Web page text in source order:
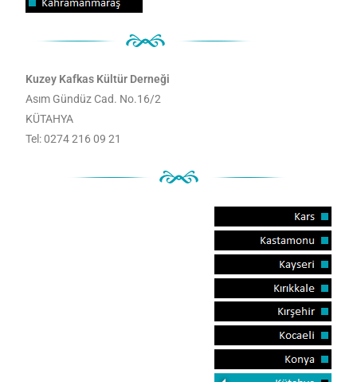
Kuzey Kafkas Kültür Derneği
Asım Gündüz Cad. No.16/2
KÜTAHYA
Tel: 0274 216 09 21